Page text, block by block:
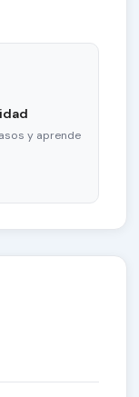
y aprende